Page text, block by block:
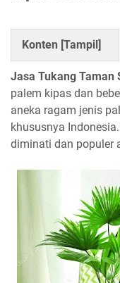
Konten [Tampil]
Jasa Tukang Taman
palem kipas dan
aneka ragam jenis
khususnya
diminati dan populer